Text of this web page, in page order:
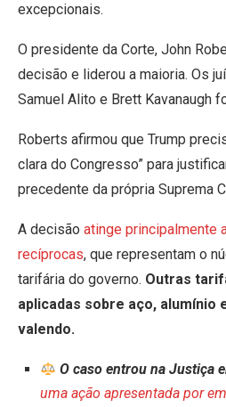
excepcionais.
O presidente da Corte, John
decisão e liderou a maioria. Os
Samuel Alito e Brett Kavanaugh
Roberts afirmou que Trump
clara do Congresso” para
precedente da própria Suprema
A decisão atinge principalmente
recíprocas, que representam o
tarifária do governo. Outras
aplicadas sobre aço, alumínio
valendo.
O caso entrou na Justiça
uma ação apresentada por